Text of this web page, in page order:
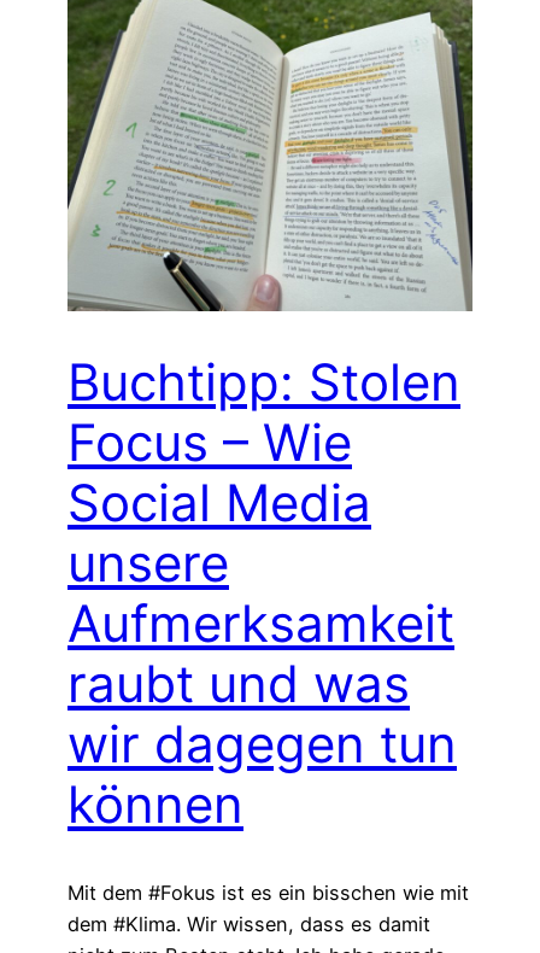
Buchtipp: Stolen
Focus – Wie
Social Media
unsere
Aufmerksamkeit
raubt und was
wir dagegen tun
können
Mit dem #Fokus ist es ein bisschen wie mit
dem #Klima. Wir wissen, dass es damit